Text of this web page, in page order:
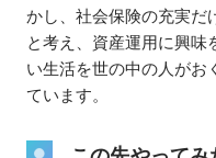
かし、社会保険の充実だ
と考え、資産運用に興味
い生活を世の中の人がお
ています。